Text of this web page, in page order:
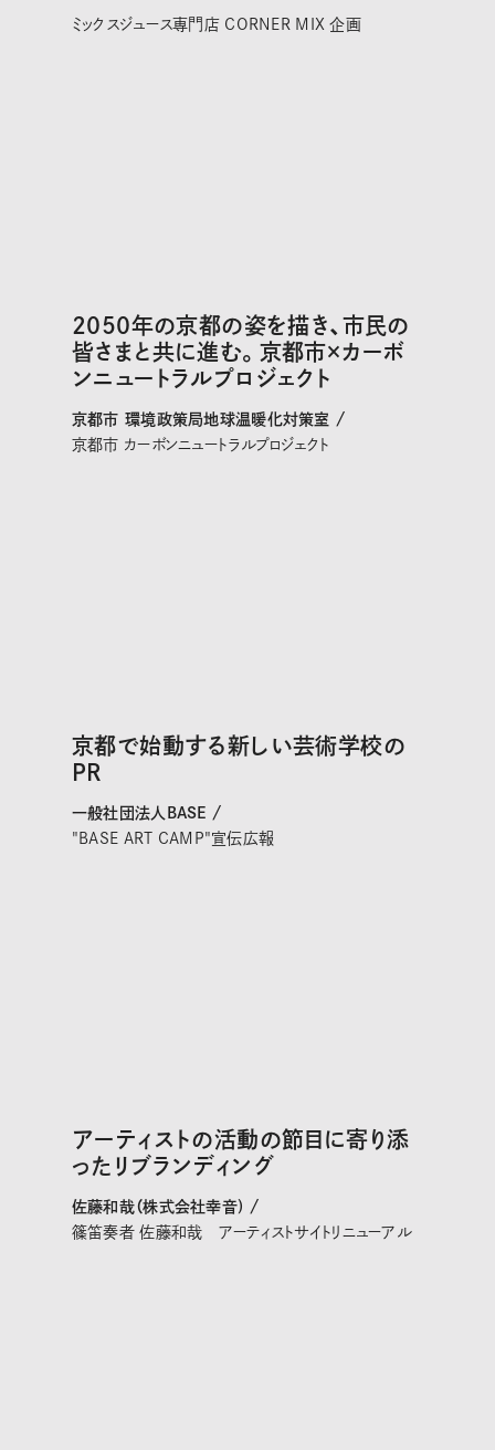
ミックスジュース専門店 CORNER MIX 企画
2050年の京都の姿を描き、市民の
皆さまと共に進む。京都市×カーボ
ンニュートラルプロジェクト
京都市 環境政策局地球温暖化対策室 /
京都市 カーボンニュートラルプロジェクト
京都で始動する新しい芸術学校の
PR
一般社団法人BASE /
"BASE ART CAMP"宣伝広報
アーティストの活動の節目に寄り添
ったリブランディング
佐藤和哉（株式会社幸音) /
篠笛奏者 佐藤和哉 アーティストサイトリニューアル